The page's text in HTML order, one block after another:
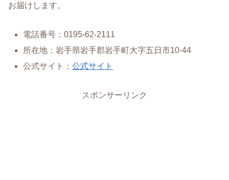
お届けします。
電話番号：0195-62-2111
所在地：岩手県岩手郡岩手町大字五日市10-44
公式サイト：公式サイト
スポンサーリンク